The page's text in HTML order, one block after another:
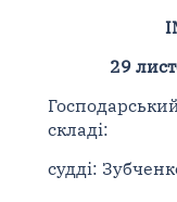
29
складі:
судді: